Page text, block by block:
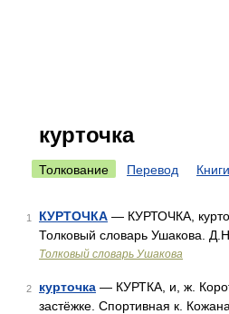
курточка
Толкование Перевод Книги
1 КУРТОЧКА — КУРТОЧКА,
Толковый словарь Ушакова.
Толковый словарь Ушакова
2 курточка — КУРТКА, и, ж.
застёжке. Спортивная к.